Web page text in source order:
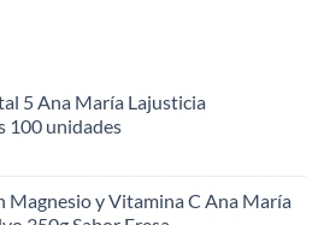
5 Ana María Lajusticia
100 unidades
Magnesio y Vitamina C Ana María